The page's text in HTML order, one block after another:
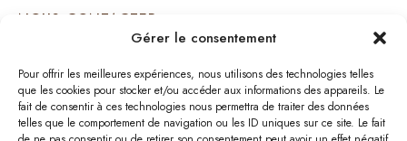
Gérer le consentement
Pour offrir les meilleures expériences, nous utilisons des technologies telles
que les cookies pour stocker et/ou accéder aux informations des appareils. Le
fait de consentir à ces technologies nous permettra de traiter des données
telles que le comportement de navigation ou les ID uniques sur ce site. Le fait
NOUS CONTACTER
Bijouterie : 05 53 53 64 11
Mardi au Samedi: 09:00 - 19:00